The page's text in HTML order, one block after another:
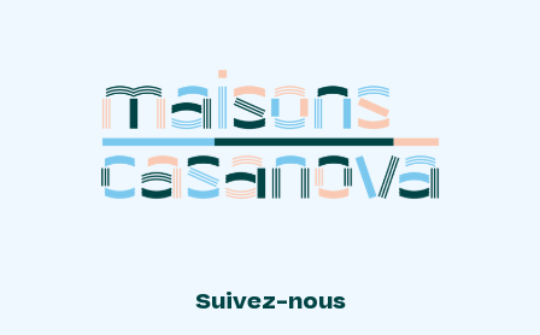
Suivez-nous